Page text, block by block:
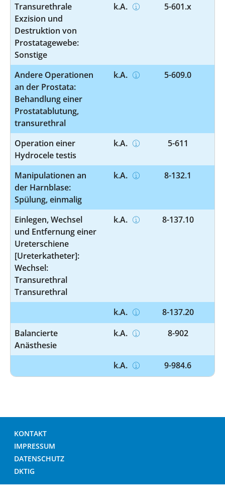
Transurethrale
Exzision und
Destruktion von
Prostatagewebe:
Sonstige
k.A. 5-601.x
Andere Operationen
an der Prostata:
Behandlung einer
Prostatablutung,
transurethral
k.A. 5-609.0
Operation einer
Hydrocele testis
k.A. 5-611
Manipulationen an
der Harnblase:
Spülung, einmalig
k.A. 8-132.1
Einlegen, Wechsel
und Entfernung einer
Ureterschiene
[Ureterkatheter]:
Wechsel:
Transurethral
Transurethral
k.A. 8-137.10
k.A.
8-137.20
Balancierte
Anästhesie
k.A. 8-902
k.A. 9-984.6
KONTAKT
IMPRESSUM
DATENSCHUTZ
DKTIG